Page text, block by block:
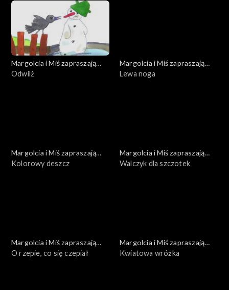
Margolcia i Miś zapraszają
dziś
Odwilż
Margolcia i Miś zapraszają
dziś
Lewa noga
Margolcia i Miś zapraszają
dziś
Kolorowy deszcz
Margolcia i Miś zapraszają
dziś
Walczyk dla szczotek
Margolcia i Miś zapraszają
dziś
O rzepie, co się czepiał
Margolcia i Miś zapraszają
dziś
Kwiatowa wróżka